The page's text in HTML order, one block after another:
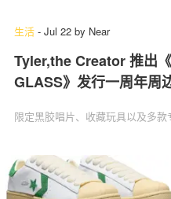
生活 - Jul 22 by Near
Tyler,the Creator 推出
GLASS》发行一周年周
限定黑胶唱片、收藏玩具以及多款